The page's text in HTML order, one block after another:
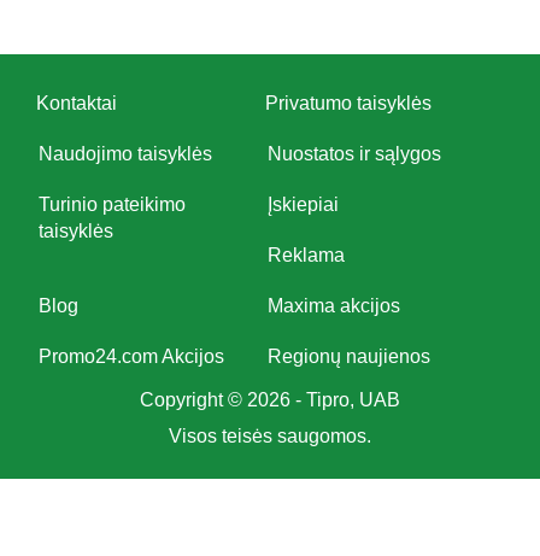
Kontaktai Privatumo taisyklės
Naudojimo taisyklės Nuostatos ir sąlygos
Turinio pateikimo
taisyklės
Įskiepiai
Reklama
Blog Maxima akcijos
Promo24.com Akcijos Regionų naujienos
Copyright © 2026 - Tipro, UAB
Visos teisės saugomos.